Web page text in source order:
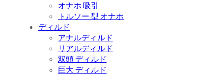
オナホ 吸引
トルソー 型 オナホ
ディルド
アナルディルド
リアルディルド
双頭 ディルド
巨大 ディルド